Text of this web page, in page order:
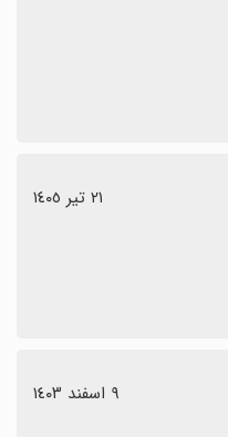
٢١ تیر ١٤٠٥
٩ اسفند ١٤٠٣